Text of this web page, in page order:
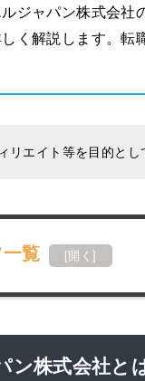
ジャパン株式会社
く解説します。
リエイト等を目的と
覧 [開く]
ン株式会社と